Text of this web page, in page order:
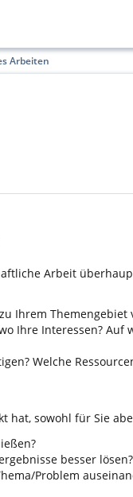
Arbeiten
Arbeit
Ihrem
Ihre Interessen?
Welche
hat, sowohl für Sie
besser lösen?
Problem